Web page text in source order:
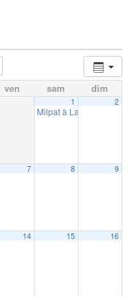
ven sam dim
1
Milpat à La Tuque
2
à Shawinigan
7 8 9
# 4 à Shawinigan
14 15 16